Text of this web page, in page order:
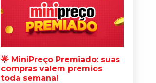
🌟 MiniPreço Premiado: suas
compras valem prêmios
toda semana!